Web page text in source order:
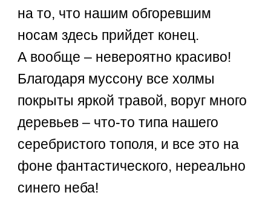
на то, что нашим обгоревшим
носам здесь прийдет конец.
А вообще – невероятно красиво!
Благодаря муссону все холмы
покрыты яркой травой, воруг много
деревьев – что-то типа нашего
серебристого тополя, и все это на
фоне фантастического, нереально
синего неба!